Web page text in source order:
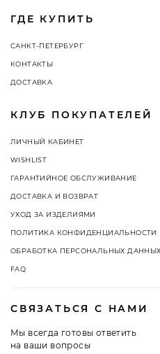
ГДЕ КУПИТЬ
САНКТ-ПЕТЕРБУРГ
КОНТАКТЫ
ДОСТАВКА
КЛУБ ПОКУПАТЕЛЕЙ
ЛИЧНЫЙ КАБИНЕТ
WISHLIST
ГАРАНТИЙНОЕ ОБСЛУЖИВАНИЕ
ДОСТАВКА И ВОЗВРАТ
УХОД ЗА ИЗДЕЛИЯМИ
ПОЛИТИКА КОНФИДЕНЦИАЛЬНОСТИ
ОБРАБОТКА ПЕРСОНАЛЬНЫХ ДАННЫХ
FAQ
СВЯЗАТЬСЯ С НАМИ
Мы всегда готовы ответить
на ваши вопросы